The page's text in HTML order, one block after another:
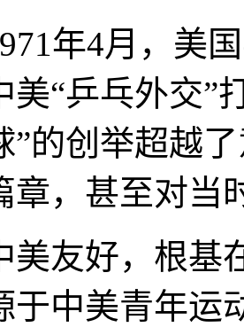
年4月，美国
美“乒乓外交”
”的创举超越
章，甚至对当
好，根基在
于中美青年运